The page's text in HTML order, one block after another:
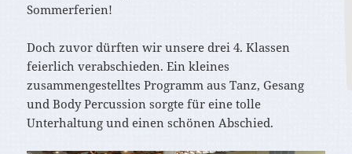
Sommerferien!
Doch zuvor dürften wir unsere drei 4. Klassen
feierlich verabschieden. Ein kleines
zusammengestelltes Programm aus Tanz, Gesang
und Body Percussion sorgte für eine tolle
Unterhaltung und einen schönen Abschied.